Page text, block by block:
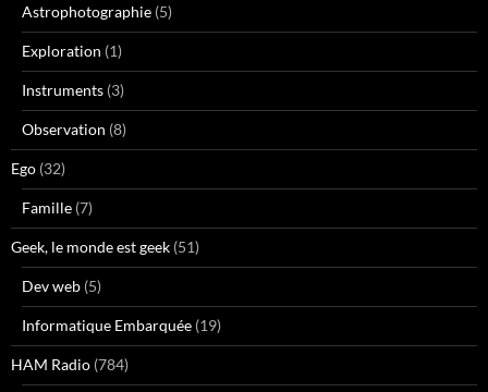
Astrophotographie (5)
Exploration (1)
Instruments (3)
Observation (8)
Ego (32)
Famille (7)
Geek, le monde est geek (51)
Dev web (5)
Informatique Embarquée (19)
HAM Radio (784)